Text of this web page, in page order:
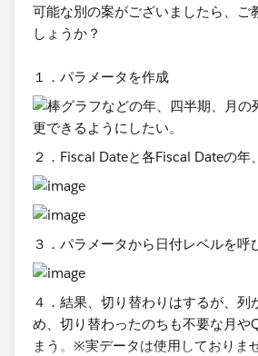
可能な別の案がございましたら、ご
しょうか？
１．パラメータを作成
２．Fiscal Dateと各Fiscal Dateの年
３．パラメータから日付レベルを呼
４．結果、切り替わりはするが、列
め、切り替わったのちも不要な月や
まう。※実データは使用しておりませ